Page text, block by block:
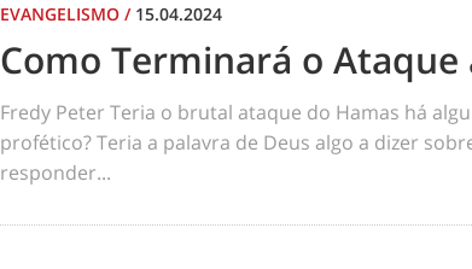
EVANGELISMO / 15.04.2024
Como Terminará o Ataque
Fredy Peter Teria o brutal ataque do Hamas há
profético? Teria a palavra de Deus algo a dizer
responder...